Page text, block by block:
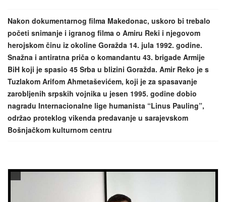
i
g
a
t
i
o
n
Nakon dokumentarnog filma Makedonac, uskoro bi trebalo
početi snimanje i igranog filma o Amiru Reki i njegovom
herojskom činu iz okoline Goražda 14. jula 1992. godine.
Snažna i antiratna priča o komandantu 43. brigade Armije
BiH koji je spasio 45 Srba u blizini Goražda. Amir Reko je s
Tuzlakom Arifom Ahmetaševićem, koji je za spasavanje
zarobljenih srpskih vojnika u jesen 1995. godine dobio
nagradu Internacionalne lige humanista “Linus Pauling”,
održao proteklog vikenda predavanje u sarajevskom
Bošnjačkom kulturnom centru